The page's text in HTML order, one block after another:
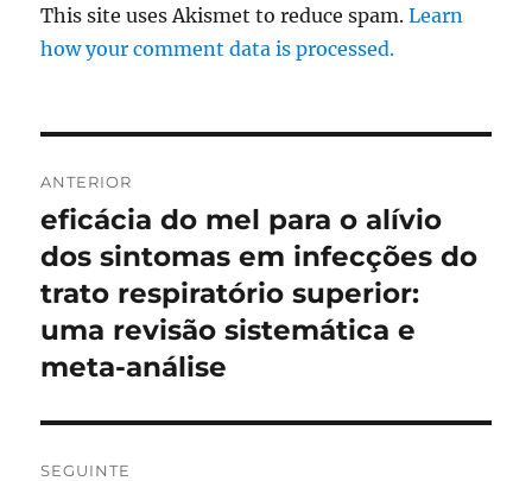
This site uses Akismet to reduce spam.Learn
how your comment data is processed.
de
artigos
ANTERIOR
Artigo
anterior:
eficácia do mel para o alívio
dos sintomas em infecções do
trato respiratório superior:
uma revisão sistemática e
meta-análise
SEGUINTE